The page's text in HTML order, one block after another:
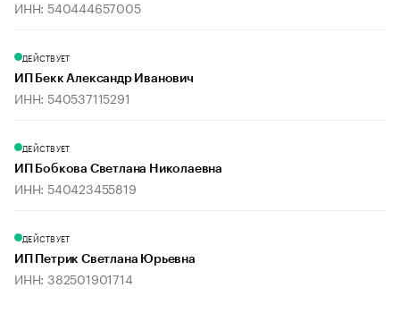
ИНН: 540444657005
ДЕЙСТВУЕТ
ИП Бекк Александр Иванович
ИНН: 540537115291
ДЕЙСТВУЕТ
ИП Бобкова Светлана Николаевна
ИНН: 540423455819
ДЕЙСТВУЕТ
ИП Петрик Светлана Юрьевна
ИНН: 382501901714